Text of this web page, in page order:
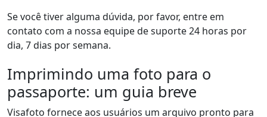
Se você tiver alguma dúvida, por favor, entre em
contato com a nossa equipe de suporte 24 horas por
dia, 7 dias por semana.
Imprimindo uma foto para o
passaporte: um guia breve
Visafoto fornece aos usuários um arquivo pronto para